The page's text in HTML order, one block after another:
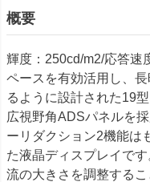
概要
輝度：250cd/m2/応答速
ペースを有効活用し、
るように設計された19
広視野角ADSパネルを
ーリダクション2機能は
た液晶ディスプレイで
流の大きさを調整する